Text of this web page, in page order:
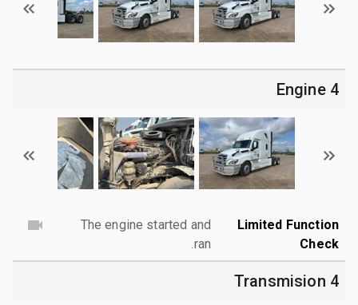
4 Engine
Limited Function
Check
The engine started and
ran.
4 Transmision